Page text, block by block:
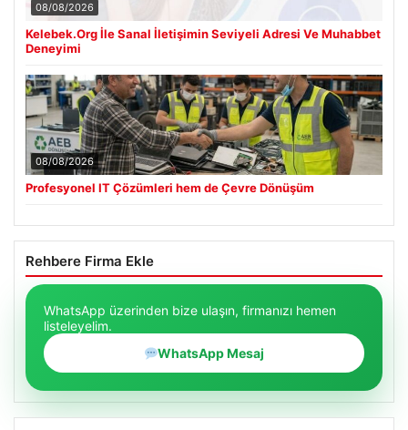
08/08/2026
Kelebek.Org İle Sanal İletişimin Seviyeli Adresi Ve Muhabbet
Deneyimi
08/08/2026
Profesyonel IT Çözümleri hem de Çevre Dönüşüm
Rehbere Firma Ekle
WhatsApp üzerinden bize ulaşın, firmanızı hemen
listeleyelim.
WhatsApp Mesaj